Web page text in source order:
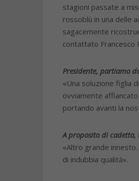
stagioni passate a
rossoblù in una delle
sagacemente
contattato Francesco
Presidente, partiamo
«Una soluzione figlia
ovviamente
portando avanti la
A proposito di
«Altro grande
di indubbia qualità».